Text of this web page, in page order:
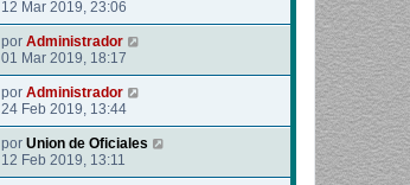
12 Mar 2019, 23:06
por Administrador
01 Mar 2019, 18:17
por Administrador
24 Feb 2019, 13:44
por Union de Oficiales
12 Feb 2019, 13:11